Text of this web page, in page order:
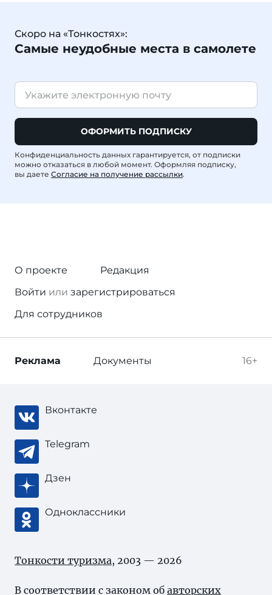
Скоро на «Тонкостях»:
Самые неудобные места в самолете
ОФОРМИТЬ ПОДПИСКУ
Конфиденциальность данных гарантируется, от подписки
можно отказаться в любой момент. Оформляя подписку,
вы даете Согласие на получение рассылки.
О проекте
Редакция
Войти или зарегистрироваться
Для сотрудников
16+
Реклама Документы
Вконтакте
Telegram
Дзен
Одноклассники
Тонкости туризма, 2003 — 2026
В соответствии с законом об авторских